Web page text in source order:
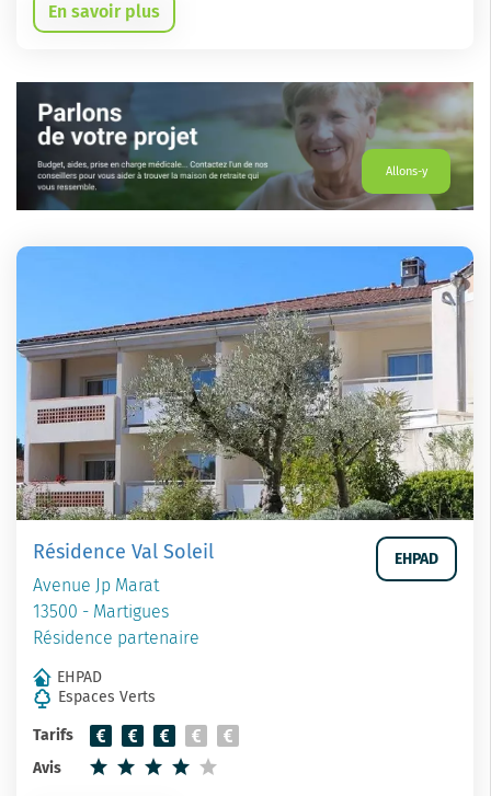
En savoir plus
Allons-y
Résidence Val Soleil
Avenue Jp Marat
13500 - Martigues
Résidence partenaire
EHPAD
EHPAD
Espaces Verts
Tarifs
Avis